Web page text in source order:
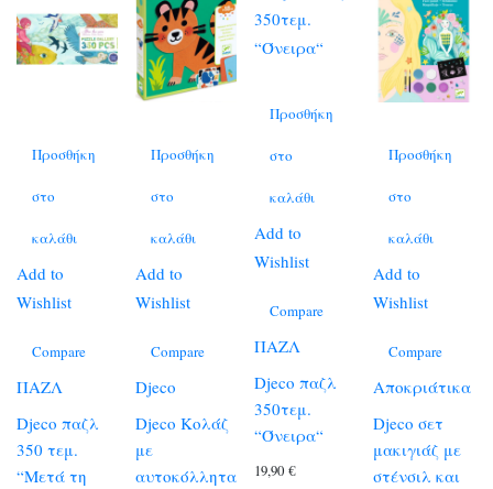
Προσθήκη
στο
καλάθι
Add to
Wishlist
Compare
ΠΑΖΛ
Djeco παζλ
350 τεμ.
“Μετά τη
Προσθήκη
στο
καλάθι
Add to
Wishlist
Compare
Djeco
Djeco Κολάζ
με
αυτοκόλλητα
Προσθήκη
στο
καλάθι
Add to
Wishlist
Compare
ΠΑΖΛ
Djeco παζλ
350τεμ.
“Όνειρα“
19,90€
Προσθήκη
στο
καλάθι
Add to
Wishlist
Compare
Αποκριάτικα
Djeco σετ
μακιγιάζ με
στένσιλ και